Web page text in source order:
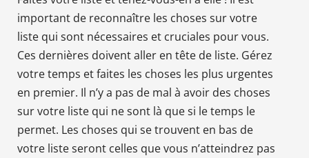
important de reconnaître les choses sur votre
liste qui sont nécessaires et cruciales pour vous.
Ces dernières doivent aller en tête de liste. Gérez
votre temps et faites les choses les plus urgentes
en premier. Il n’y a pas de mal à avoir des choses
sur votre liste qui ne sont là que si le temps le
permet. Les choses qui se trouvent en bas de
votre liste seront celles que vous n’atteindrez pas